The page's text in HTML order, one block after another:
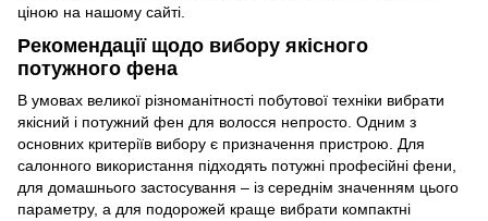
ціною на нашому сайті.
Рекомендації щодо вибору якісного
потужного фена
В умовах великої різноманітності побутової техніки вибрати
якісний і потужний фен для волосся непросто. Одним з
основних критеріїв вибору є призначення пристрою. Для
салонного використання підходять потужні професійні фени,
для домашнього застосування – із середнім значенням цього
параметру, а для подорожей краще вибрати компактні